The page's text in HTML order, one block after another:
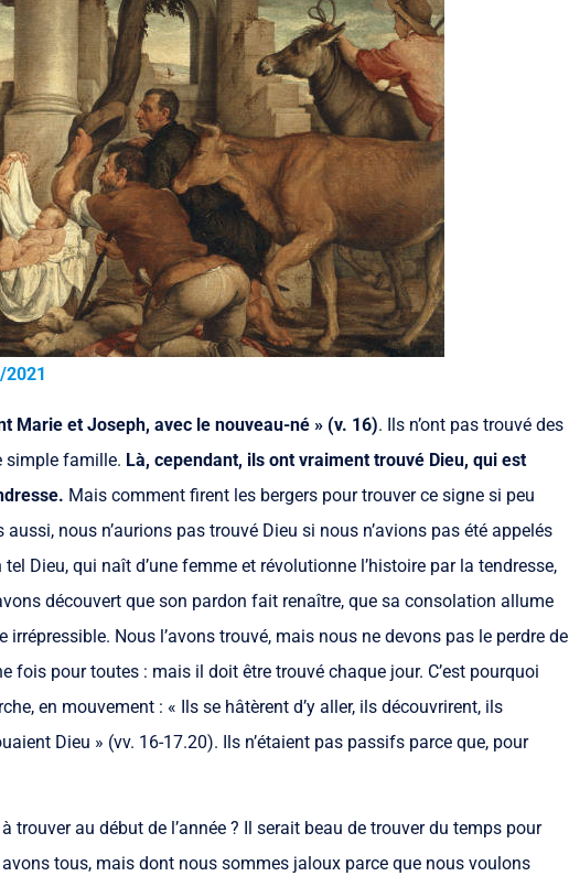
2021
Marie et Joseph, avec le nouveau-né » (v. 16). Ils n’ont pas trouvé des
simple famille. Là, cependant, ils ont vraiment trouvé Dieu, qui est
Mais comment firent les bergers pour trouver ce signe si peu
nous n’aurions pas trouvé Dieu si nous n’avions pas été appelés
Dieu, qui naît d’une femme et révolutionne l’histoire par la tendresse,
découvert que son pardon fait renaître, que sa consolation allume
irrépressible. Nous l’avons trouvé, mais nous ne devons pas le perdre de
fois pour toutes : mais il doit être trouvé chaque jour. C’est pourquoi
en mouvement : « Ils se hâtèrent d’y aller, ils découvrirent, ils
Dieu » (vv. 16-17.20). Ils n’étaient pas passifs parce que, pour
trouver au début de l’année ? Il serait beau de trouver du temps pour
tous, mais dont nous sommes jaloux parce que nous voulons